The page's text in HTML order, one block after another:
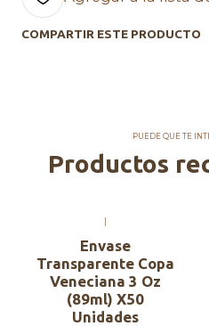
MATERIAL:
Comercial Agapi, Hecho
COMPARTIR ESTE PRODUCTO
PUEDE QUE TE
Productos
|
Envase
Transparente Copa
Veneciana 3 Oz
(89ml) X50
Unidades